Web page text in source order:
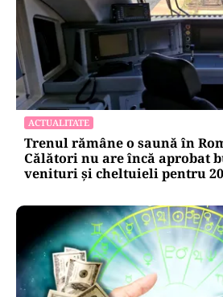
ACTUALITATE
Trenul rămâne o saună în
Călători nu are încă aprobat
venituri și cheltuieli pentru